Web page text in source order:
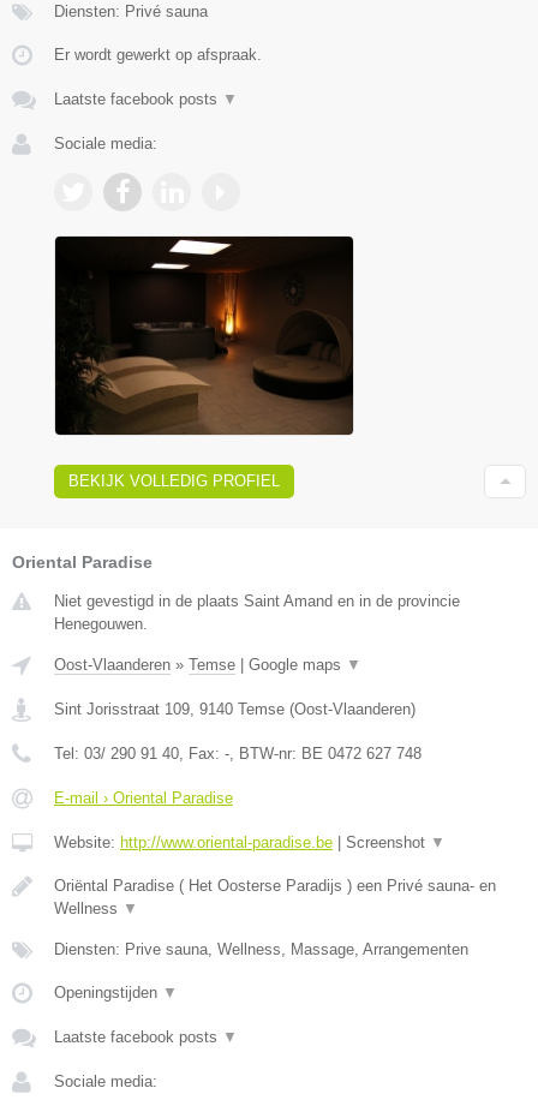
Diensten: Privé sauna
Er wordt gewerkt op afspraak.
Laatste facebook posts ▼
Sociale media:
BEKIJK VOLLEDIG PROFIEL
Oriental Paradise
Niet gevestigd in de plaats Saint Amand en in de provincie
Henegouwen.
Oost-Vlaanderen » Temse | Google maps ▼
Sint Jorisstraat 109 9140 Temse (Oost-Vlaanderen)
Tel: 03/ 290 91 40 , Fax: - , BTW-nr: BE 0472 627 748
E-mail › Oriental Paradise
Website: http://www.oriental-paradise.be | Screenshot ▼
Oriëntal Paradise ( Het Oosterse Paradijs ) een Privé sauna- en
Wellness ▼
Diensten: Prive sauna, Wellness, Massage, Arrangementen
Openingstijden ▼
Laatste facebook posts ▼
Sociale media: